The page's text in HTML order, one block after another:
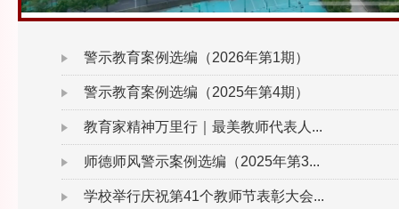
警示教育案例选编（2026年第1期）
警示教育案例选编（2025年第4期）
教育家精神万里行｜最美教师代表人...
师德师风警示案例选编（2025年第3...
学校举行庆祝第41个教师节表彰大会...